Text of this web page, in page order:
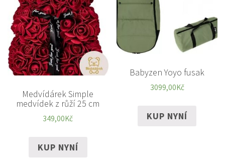
Medvídárek Simple
medvídek z růží 25 cm
349,00Kč
KUP NYNÍ
Babyzen Yoyo fusak
3099,00Kč
KUP NYNÍ